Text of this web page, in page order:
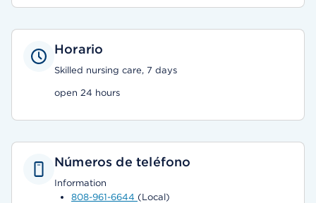
Horario
Skilled nursing care, 7 days
open 24 hours
Números de teléfono
Information
808-961-6644 (Local)